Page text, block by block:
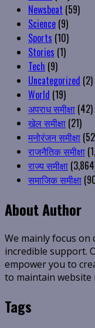
Newsbeat (59)
Science (9)
Sports (10)
Stories (1)
Tech (9)
Uncategorized (2)
World (19)
अपराध समीक्षा (42)
खेल समीक्षा (21)
मनोरंजन समीक्षा
राजनैतिक समीक्षा
राज्य समीक्षा
समाजिक समीक्षा
About Author
We mainly focus on
incredible support.
empower you to
to maintain website
Tags